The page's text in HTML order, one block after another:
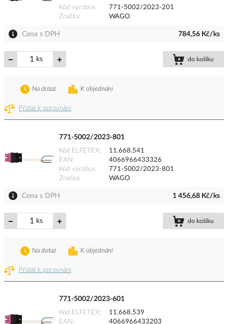
Kód výrobce
771-5002/2023-201
Značka
WAGO
Cena s DPH 784,56 Kč/ks
ks do košíku
Přidat k porovnání
K objednání
Na dotaz
771-5002/2023-801
Kód ELFETEX
11.668.541
EAN
4066966433326
Kód výrobce
771-5002/2023-801
Značka
WAGO
Cena s DPH 1 456,68 Kč/ks
ks do košíku
Přidat k porovnání
K objednání
Na dotaz
771-5002/2023-601
Kód ELFETEX
11.668.539
EAN
4066966433203